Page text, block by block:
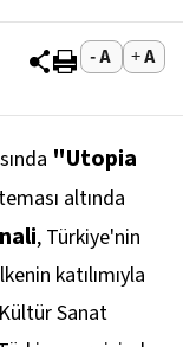
"Utopia
teması altında
, Türkiye'nin
katılımıyla
Sanat